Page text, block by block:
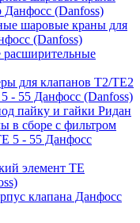
Данфосс (Danfoss)
шаровые краны для
(Danfoss)
для клапанов T2/TE2
- 55 Данфосс (Danfoss)
пайку и гайки Ридан
в сборе с фильтром
5 - 55 Данфосс
элемент TE
клапана Данфосс